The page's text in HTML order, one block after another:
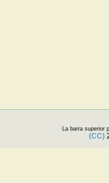
La barra superior
(CC)